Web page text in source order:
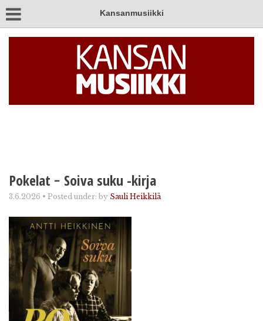
Kansanmusiikki
Pokelat − Soiva suku -kirja
3.6.2026 • Posted under: by Sauli Heikkilä